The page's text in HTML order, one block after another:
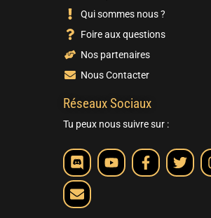
Qui sommes nous ?
Foire aux questions
Nos partenaires
Nous Contacter
Réseaux Sociaux
Tu peux nous suivre sur :